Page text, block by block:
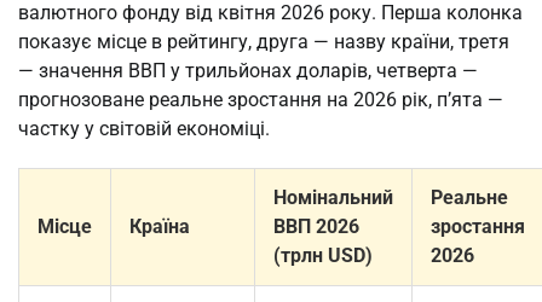
валютного фонду від квітня 2026 року. Перша колонка
показує місце в рейтингу, друга — назву країни, третя
— значення ВВП у трильйонах доларів, четверта —
прогнозоване реальне зростання на 2026 рік, п’ята —
частку у світовій економіці.
Місце Країна
Номінальний
ВВП 2026
(трлн USD)
Реальне
зростання
2026